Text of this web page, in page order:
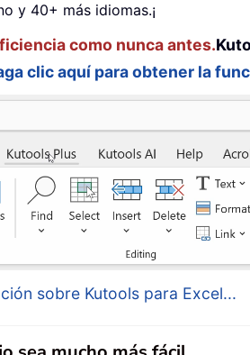
y 40+ más idiomas.¡
como nunca antes.
clic aquí para obtener la
sobre Kutools para Excel...